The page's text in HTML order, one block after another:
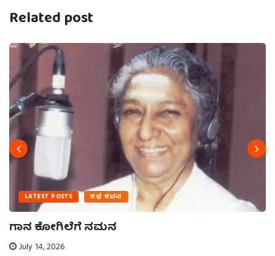
Related post
LATEST POSTS ಕಥೆ ಕವನ
ಗಾನ ಕೋಗಿಲೆಗೆ ನಮನ
July 14, 2026